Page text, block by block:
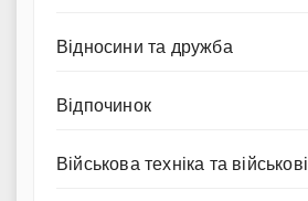
Відносини та дружба
Відпочинок
Військова техніка та